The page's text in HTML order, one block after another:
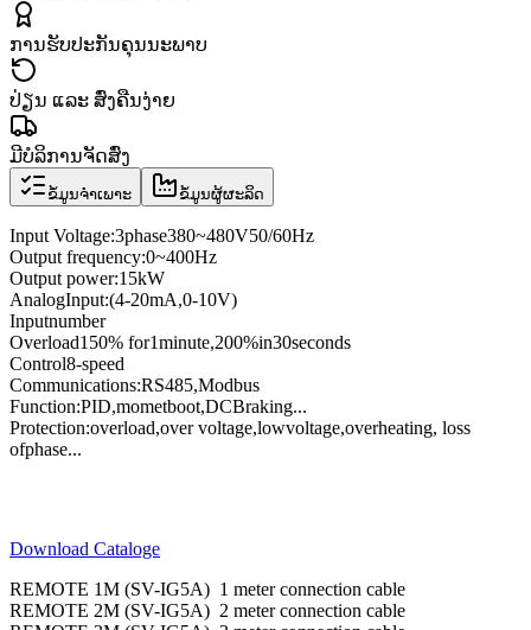
ການຮັບປະກັນຄຸນນະພາບ
ປ່ຽນ ແລະ ສົ່ງຄືນງ່າຍ
ມີບໍລິການຈັດສົ່ງ
ຂໍ້ມູນຈຳເພາະ ຂໍ້ມູນຜູ້ຜະລິດ
Input Voltage:3phase380~480V50/60Hz
Output frequency:0~400Hz
Output power:15kW
AnalogInput:(4-20mA,0-10V)
Inputnumber
Overload150% for1minute,200%in30seconds
Control8-speed
Communications:RS485,Modbus
Function:PID,mometboot,DCBraking...
Protection:overload,over voltage,lowvoltage,overheating, loss
ofphase...
Download Cataloge
REMOTE 1M (SV-IG5A) 1 meter connection cable
REMOTE 2M (SV-IG5A) 2 meter connection cable